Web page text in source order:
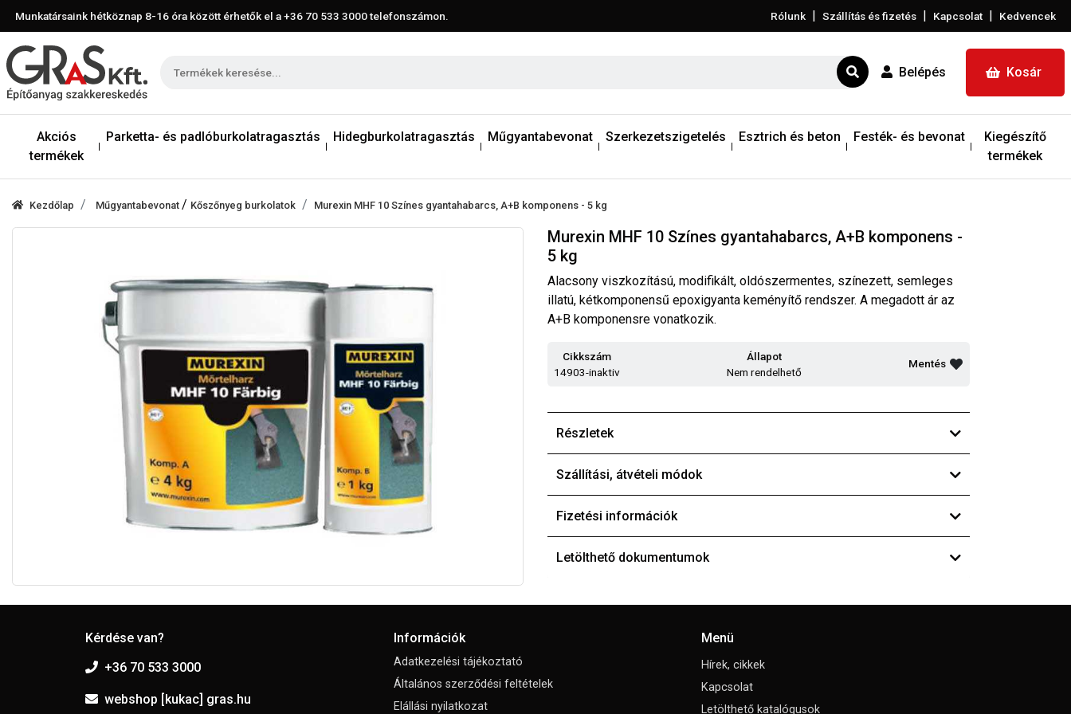
Munkatársaink hétköznap 8-16 óra között érhetők el a+36 70 533 3000telefonszámon. Rólunk | Szállítás és fizetés | Kapcsolat | Kedvencek
Belépés Kosár
Akciós
termékek
Parketta- és padlóburkolatragasztás Hidegburkolatragasztás Műgyantabevonat Szerkezetszigetelés Esztrich és beton Festék- és bevonat
Kiegészítő
termékek
Kezdőlap Műgyantabevonat / Kőszőnyeg burkolatok Murexin MHF 10 Színes gyantahabarcs, A+B komponens - 5 kg
Murexin MHF 10 Színes gyantahabarcs, A+B komponens -
5 kg
Alacsony viszkozítású, modifikált, oldószermentes, színezett, semleges
illatú, kétkomponensű epoxigyanta keményítő rendszer. A megadott ár az
A+B komponensre vonatkozik.
Cikkszám
14903-inaktiv
Állapot
Nem rendelhető
Mentés
Részletek
Szállítási, átvételi módok
Fizetési információk
Letölthető dokumentumok
Kérdése van?
+36 70 533 3000
webshop [kukac] gras.hu
Információk
Adatkezelési tájékoztató
Általános szerződési feltételek
Elállási nyilatkozat
Menü
Hírek, cikkek
Kapcsolat
Letölthető katalógusok